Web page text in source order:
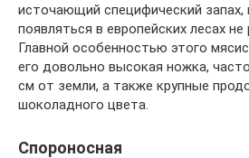
источающий специфический запах,
появляться в европейских лесах
Главной особенностью этого
его довольно высокая ножка,
см от земли, а также крупные
шоколадного цвета.
Спороносная